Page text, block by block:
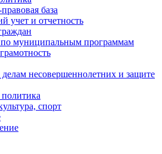
база
учет и отчетность
муниципальным программам
несовершеннолетних и защите
спорт